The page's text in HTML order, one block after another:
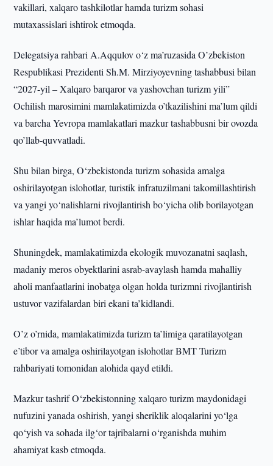
vakillari, xalqaro tashkilotlar hamda turizm sohasi
mutaxassislari ishtirok etmoqda.
Delegatsiya rahbari A.Aqqulov o‘z ma’ruzasida O’zbekiston
Respublikasi Prezidenti Sh.M. Mirziyoyevning tashabbusi bilan
“2027-yil – Xalqaro barqaror va yashovchan turizm yili”
Ochilish marosimini mamlakatimizda o’tkazilishini ma’lum qildi
va barcha Yevropa mamlakatlari mazkur tashabbusni bir ovozda
qo’llab-quvvatladi.
Shu bilan birga, O‘zbekistonda turizm sohasida amalga
oshirilayotgan islohotlar, turistik infratuzilmani takomillashtirish
va yangi yo‘nalishlarni rivojlantirish bo‘yicha olib borilayotgan
ishlar haqida ma’lumot berdi.
Shuningdek, mamlakatimizda ekologik muvozanatni saqlash,
madaniy meros obyektlarini asrab-avaylash hamda mahalliy
aholi manfaatlarini inobatga olgan holda turizmni rivojlantirish
ustuvor vazifalardan biri ekani ta’kidlandi.
O’z o’rnida, mamlakatimizda turizm ta’limiga qaratilayotgan
e’tibor va amalga oshirilayotgan islohotlar BMT Turizm
rahbariyati tomonidan alohida qayd etildi.
Mazkur tashrif O‘zbekistonning xalqaro turizm maydonidagi
nufuzini yanada oshirish, yangi sheriklik aloqalarini yo‘lga
qo‘yish va sohada ilg‘or tajribalarni o‘rganishda muhim
ahamiyat kasb etmoqda.